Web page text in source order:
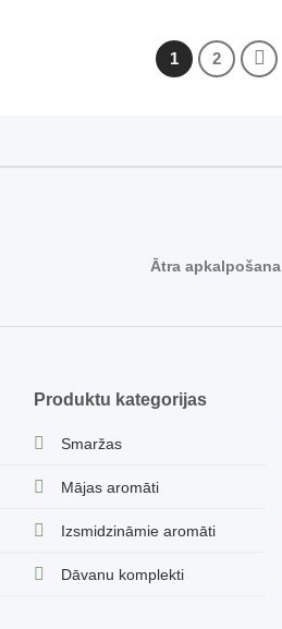
1 2
Ātra apkalpošana
Produktu kategorijas
Smaržas
Mājas aromāti
Izsmidzināmie aromāti
Dāvanu komplekti